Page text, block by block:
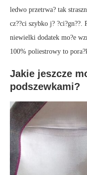
ledwo przetrwa? tak
cz??ci szybko j?
niewielki dodatek mo?e
100% poliestrowy to
Jakie jeszcze
podszewkami?